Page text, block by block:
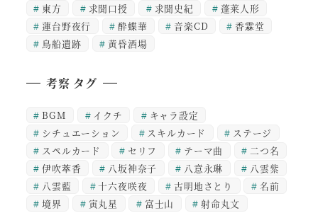
東方
求聞口授 求聞史紀
蓬莱人形
蓮台野夜行
酔蝶華 音楽CD
香霖堂
鳥船遺跡
黄昏酒場
考察 タグ
BGM イクチ
キャラ設定
シチュエーション
スキルカード
ステージ
スペルカード
セリフ テーマ曲
二つ名
伊吹萃香
八坂神奈子 八意永琳
八雲紫
八雲藍
十六夜咲夜 古明地さとり
名前
境界
寅丸星 富士山
射命丸文